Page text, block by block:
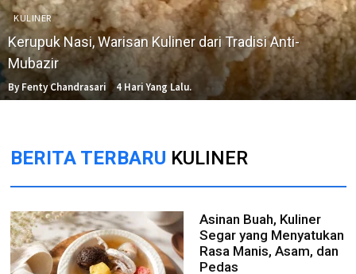
KULINER
Kerupuk Nasi, Warisan Kuliner dari Tradisi Anti-
Mubazir
By Fenty Chandrasari 4 Hari Yang Lalu.
BERITA TERBARU KULINER
Asinan Buah, Kuliner
Segar yang Menyatukan
Rasa Manis, Asam, dan
Pedas